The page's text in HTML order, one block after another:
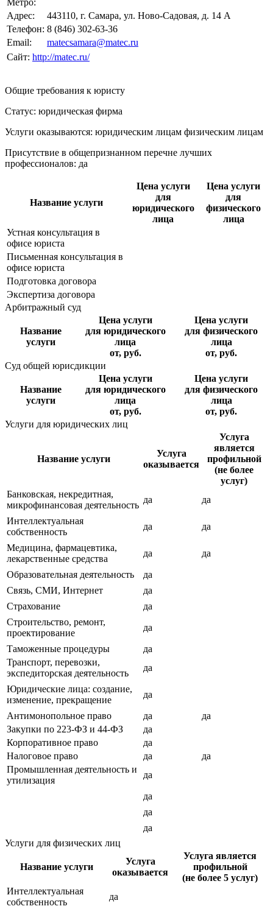
Адрес:
443110, г. Самара, ул. Ново-Садовая, д. 14 А
Телефон: 8 (846) 302-63-36
Email:
matecsamara@matec.ru
Сайт: http://matec.ru/
Общие требования к юристу
Статус: юридическая фирма
Услуги оказываются: юридическим лицам физическим лицам
Присутствие в общепризнанном перечне лучших
профессионалов: да
Название услуги
Цена услуги
для
юридического
лица
Цена услуги
для
физического
лица
Устная консультация в
офисе юриста
Письменная консультация в
офисе юриста
Подготовка договора
Экспертиза договора
Арбитражный суд
Название
услуги
Цена услуги
для юридического
лица
от, руб.
Цена услуги
для физического
лица
от, руб.
Суд общей юрисдикции
Название
услуги
Цена услуги
для юридического
лица
от, руб.
Цена услуги
для физического
лица
от, руб.
Услуги для юридических лиц
Название услуги
Услуга
оказывается
Услуга
является
профильной
(не более
услуг)
Банковская, некредитная,
микрофинансовая деятельность
да да
Интеллектуальная
собственность
да да
Медицина, фармацевтика,
лекарственные средства
да да
Образовательная деятельность
да
Связь, СМИ, Интернет
да
Страхование
да
Строительство, ремонт,
проектирование
да
Таможенные процедуры
да
Транспорт, перевозки,
экспедиторская деятельность
да
Юридические лица: создание,
изменение, прекращение
да
Антимонопольное право да
да
Закупки по 223-ФЗ и 44-ФЗ
да
Корпоративное право
да
Налоговое право
да
да
Промышленная деятельность и
утилизация
да
да
да
да
Услуги для физических лиц
Название услуги
Услуга
оказывается
Услуга является
профильной
(не более 5 услуг)
Интеллектуальная
собственность
да